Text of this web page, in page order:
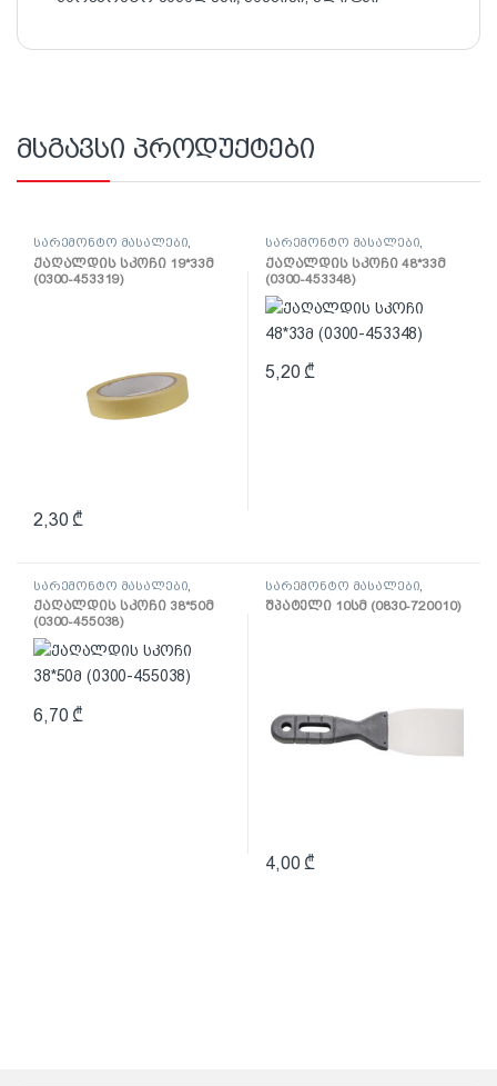
მსგავსი პროდუქტები
სარემონტო მასალები
ლენტი
ქაღალდის სკოჩი 19*33მ
(0300-453319)
2,30 ₾
სარემონტო მასალები
ლენტი
ქაღალდის სკოჩი 48*33მ
(0300-453348)
5,20 ₾
სარემონტო მასალები
ლენტი
ქაღალდის სკოჩი 38*50მ
(0300-455038)
6,70 ₾
სარემონტო მასალები
შპატელი, საპრიალებელი,
ქაფჩა
შპატელი 10სმ (0830-720010)
4,00 ₾